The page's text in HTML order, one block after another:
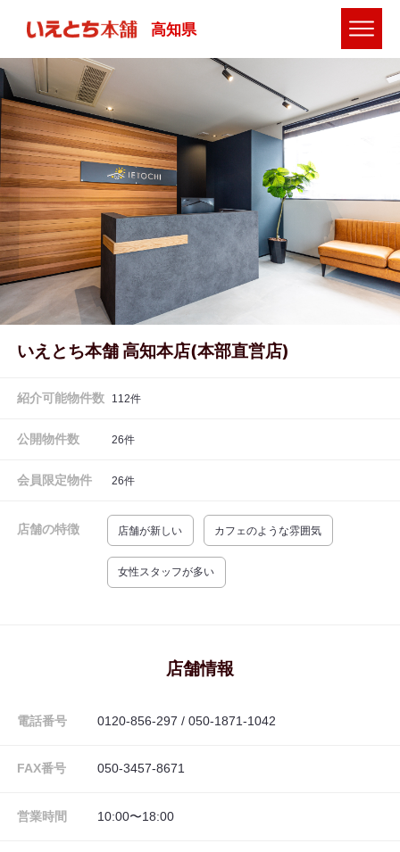
高知県
いえとち本舗 高知本店(本部直営店)
紹介可能物件数 112件
公開物件数 26件
会員限定物件 26件
店舗の特徴 店舗が新しい カフェのような雰囲気
女性スタッフが多い
店舗情報
電話番号 0120-856-297 / 050-1871-1042
FAX番号 050-3457-8671
営業時間 10:00〜18:00